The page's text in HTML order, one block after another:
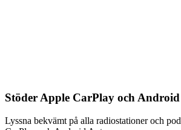
Stöder Apple CarPlay och
Lyssna bekvämt på alla radiostationer och